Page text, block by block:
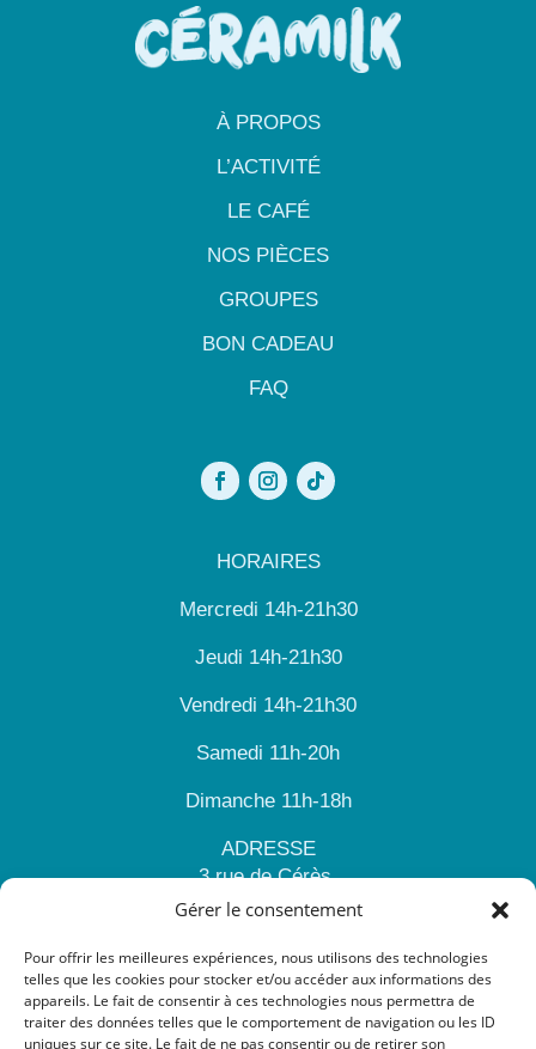
Gérer le consentement
Pour offrir les meilleures expériences, nous utilisons des technologies
telles que les cookies pour stocker et/ou accéder aux informations des
appareils. Le fait de consentir à ces technologies nous permettra de
traiter des données telles que le comportement de navigation ou les ID
uniques sur ce site. Le fait de ne pas consentir ou de retirer son
À PROPOS
L’ACTIVITÉ
LE CAFÉ
NOS PIÈCES
GROUPES
BON CADEAU
FAQ
HORAIRES
Mercredi 14h-21h30
Jeudi 14h-21h30
Vendredi 14h-21h30
Samedi 11h-20h
Dimanche 11h-18h
ADRESSE
3 rue de Cérès,
51100 REIMS
CONTACT
contact@ceramilk.fr
+33 7 68 83 39 05